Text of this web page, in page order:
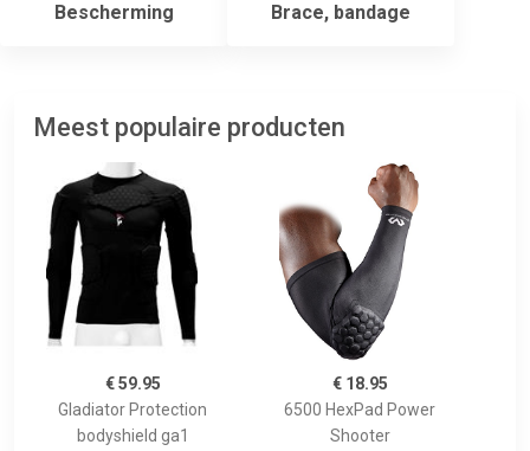
Bescherming Brace, bandage
Meest populaire producten
€ 59.95
Gladiator Protection
bodyshield ga1
€ 18.95
6500 HexPad Power
Shooter